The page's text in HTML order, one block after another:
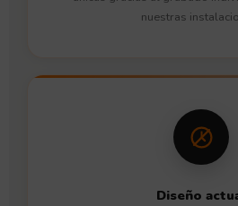
nuestras
Diseño